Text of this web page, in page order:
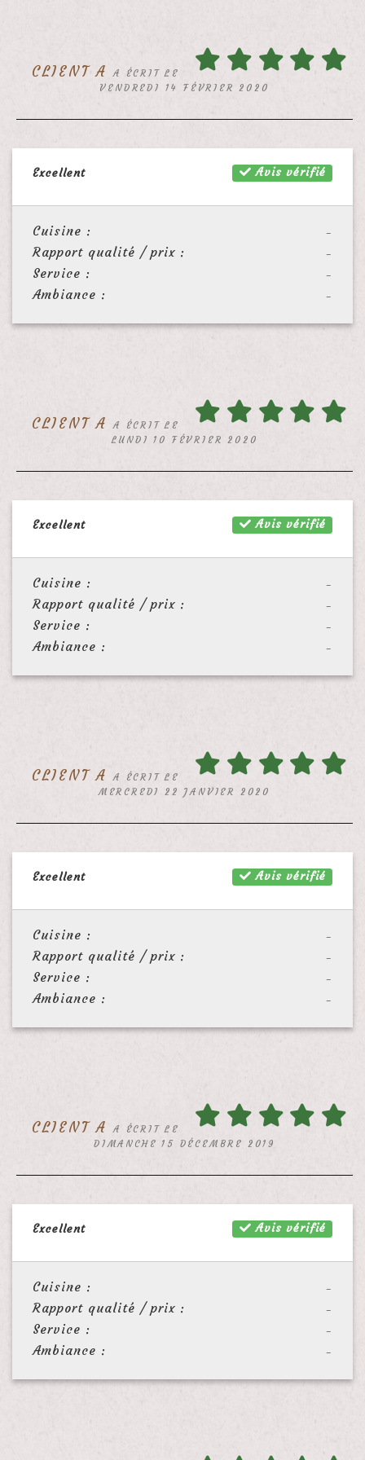
CLIENT A
A ÉCRIT LE
VENDREDI 14 FÉVRIER 2020
Avis vérifié
Excellent
-
Cuisine :
-
Rapport qualité / prix :
-
Service :
-
Ambiance :
CLIENT A
A ÉCRIT LE
LUNDI 10 FÉVRIER 2020
Avis vérifié
Excellent
-
Cuisine :
-
Rapport qualité / prix :
-
Service :
-
Ambiance :
CLIENT A
A ÉCRIT LE
MERCREDI 22 JANVIER 2020
Avis vérifié
Excellent
-
Cuisine :
-
Rapport qualité / prix :
-
Service :
-
Ambiance :
CLIENT A
A ÉCRIT LE
DIMANCHE 15 DÉCEMBRE 2019
Avis vérifié
Excellent
-
Cuisine :
-
Rapport qualité / prix :
-
Service :
-
Ambiance :